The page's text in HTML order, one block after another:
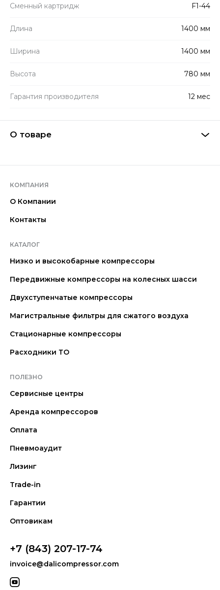
Сменный картридж F1-44
Длина 1400 мм
Ширина 1400 мм
Высота 780 мм
Гарантия производителя 12 мес
О товаре
КОМПАНИЯ
О Компании
Контакты
КАТАЛОГ
Низко и высокобарные компрессоры
Передвижные компрессоры на колесных шасси
Двухступенчатые компрессоры
Магистральные фильтры для сжатого воздуха
Стационарные компрессоры
Расходники ТО
ПОЛЕЗНО
Сервисные центры
Аренда компрессоров
Оплата
Пневмоаудит
Лизинг
Trade-in
Гарантии
Оптовикам
+7 (843) 207-17-74
invoice@dalicompressor.com